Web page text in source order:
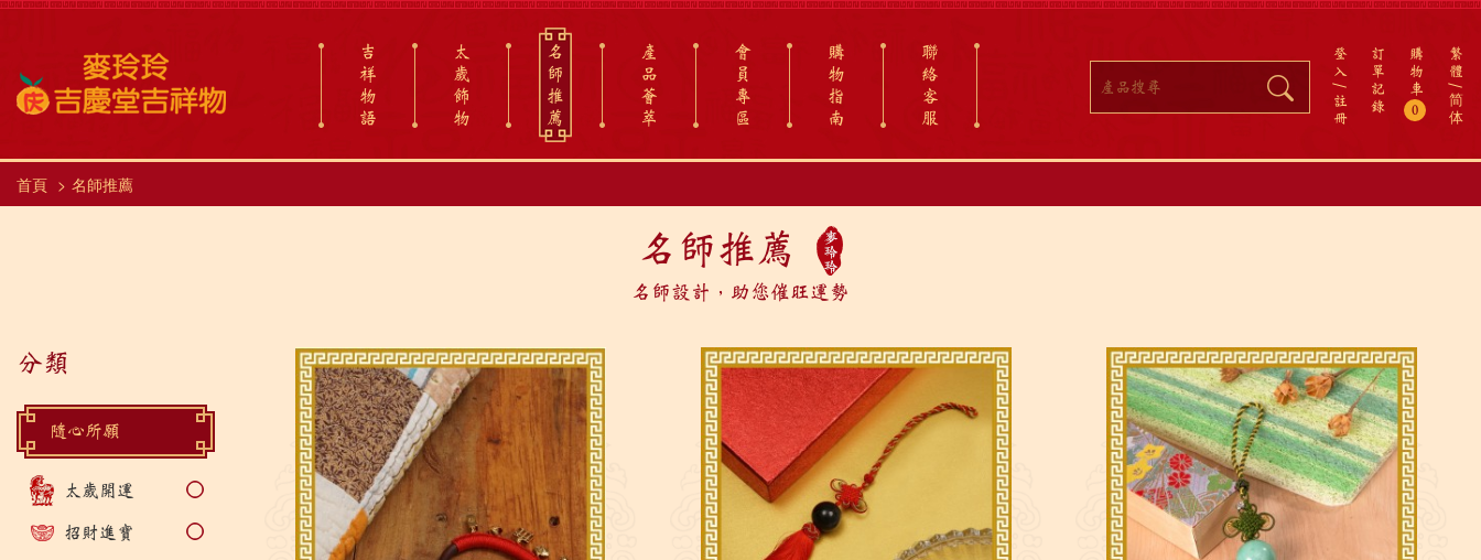
繁
體
简
体
購
物
車
0
訂
單
記
錄
登
入
註
冊
吉
祥
物
語
太
歲
飾
物
名
師
推
薦
產
品
薈
萃
會
員
專
區
購
物
指
南
聯
絡
客
服
首頁 名師推薦
名師推薦
名師設計，助您催旺運勢
分類
隨心所願
太歲開運
招財進寶